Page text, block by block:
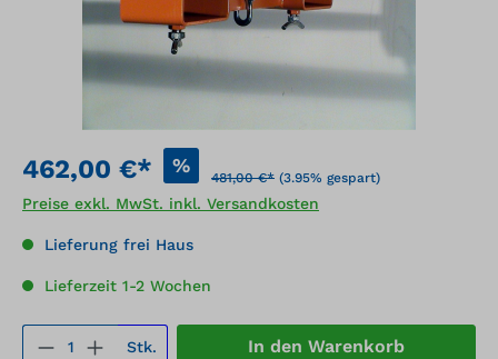
462,00 €* %
481,00 €* (3.95% gespart)
Preise exkl. MwSt. inkl. Versandkosten
Lieferung frei Haus
Lieferzeit 1-2 Wochen
Produkt Anzahl: Gib den
Stk. In den Warenkorb